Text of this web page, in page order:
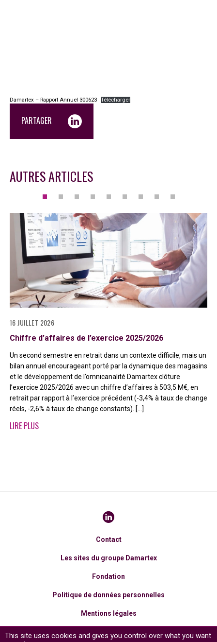
Damartex – Rapport Annuel 300623 Télécharger
PARTAGER
AUTRES ARTICLES
16 JUILLET 2026
Chiffre d’affaires de l’exercice 2025/2026
Un second semestre en retrait dans un contexte difficile, mais un
bilan annuel encourageant porté par la dynamique des magasins
et le développement de l’omnicanalité Damartex clôture
l’exercice 2025/2026 avec un chiffre d’affaires à 503,5 M€, en
retrait par rapport à l’exercice précédent (-3,4% à taux de change
réels, -2,6% à taux de change constants). […]
LIRE PLUS
Contact
Les sites du groupe Damartex
Fondation
Politique de données personnelles
Mentions légales
Cookies
This site uses cookies and gives you control over what you want